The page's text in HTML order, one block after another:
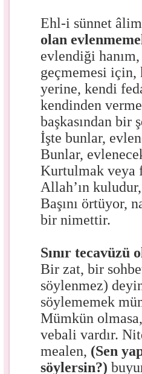
Ehl-i sünnet
olan
evlendiği
geçmemesi için,
yerine, kendi
kendinden
başkasından bir
İşte bunlar,
Bunlar,
Kurtulmak veya
Allah’ın
Başını örtüyor,
bir nimettir.
Sınır tecavüzü
Bir zat, bir
söylenmez)
söylememek
Mümkün
vebali vardır.
mealen, (Sen
söylersin?)